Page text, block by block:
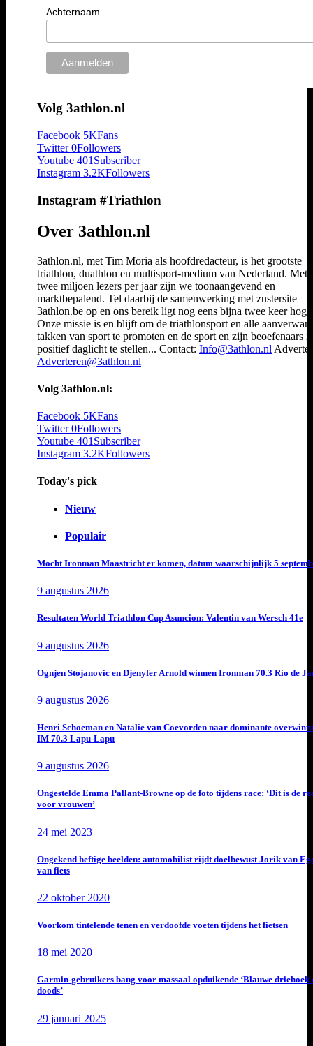
Achternaam
Volg 3athlon.nl
Facebook 5KFans
Twitter 0Followers
Youtube 401 Subscriber
Instagram 3.2KFollowers
Instagram #Triathlon
Over 3athlon.nl
3athlon.nl, met Tim Moria als hoofdredacteur, is het grootste
triathlon, duathlon en multisport-medium van Nederland. Met
twee miljoen lezers per jaar zijn we toonaangevend en
marktbepalend. Tel daarbij de samenwerking met zustersite
3athlon.be op en ons bereik ligt nog eens bijna twee keer
Onze missie is en blijft om de triathlonsport en alle
takken van sport te promoten en de sport en zijn beoefenaars
positief daglicht te stellen... Contact: Info@3athlon.nl
Adverteren@3athlon.nl
Volg 3athlon.nl:
Facebook 5KFans
Twitter 0Followers
Youtube 401 Subscriber
Instagram 3.2KFollowers
Today's pick
Nieuw
Populair
Mocht Ironman Maastricht er komen, datum waarschijnlijk 5
9 augustus 2026
Resultaten World Triathlon Cup Asuncion: Valentin van Wersch 41e
9 augustus 2026
Ognjen Stojanovic en Djenyfer Arnold winnen Ironman 70.3 Rio de
9 augustus 2026
Henri Schoeman en Natalie van Coevorden naar dominante
IM 70.3 Lapu-Lapu
9 augustus 2026
Ongestelde Emma Pallant-Browne op de foto tijdens race: ‘Dit is de
voor vrouwen’
24 mei 2023
Ongekend heftige beelden: automobilist rijdt doelbewust Jorik van
van fiets
22 oktober 2020
Voorkom tintelende tenen en verdoofde voeten tijdens het fietsen
18 mei 2020
Garmin-gebruikers bang voor massaal opduikende ‘Blauwe driehoek
doods’
29 januari 2025